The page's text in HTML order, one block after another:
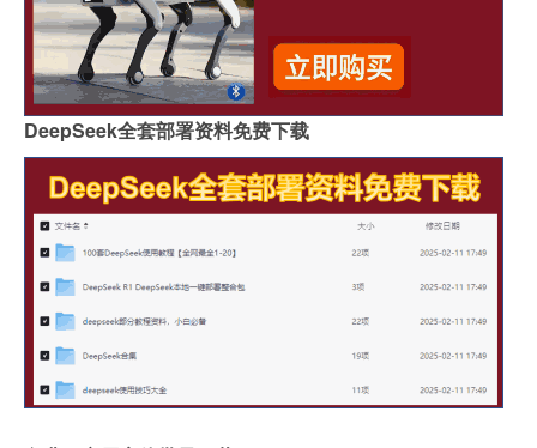
DeepSeek全套部署资料免费下载